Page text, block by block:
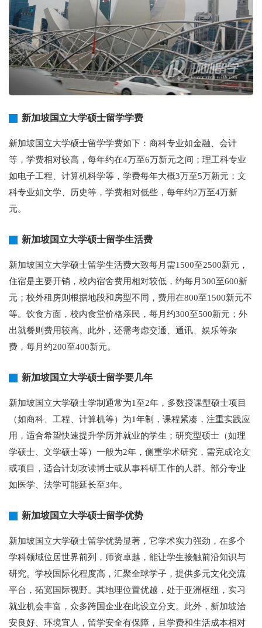
新加坡国立大学硕士留学学费
新加坡国立大学硕士留学学费如下：商科专业如金融、会计
等，学费相对较高，每年约在4万至6万新元之间；理工科专业
如电子工程、计算机科学等，学费每年大概3万至5万新元；文
科专业如文学、历史等，学费相对低些，每年约2万至4万新
元。
新加坡国立大学硕士留学生活费
新加坡国立大学硕士留学生活费大致每月需1500至2500新元，
住宿是主要开销，校内宿舍费用相对较低，约每月300至600新
元；校外租房则根据地段和房型不同，费用在800至1500新元不
等。饮食方面，校内食堂价格亲民，每月约300至500新元；外
出就餐则费用较高。此外，还需考虑交通、通讯、娱乐等杂
费，每月约200至400新元。
新加坡国立大学硕士留学要几年
新加坡国立大学硕士学制通常为1至2年，多数授课型硕士项目
（如商科、工程、计算机等）为1年制，课程紧凑，注重实践应
用，适合希望快速提升学历并就业的学生；研究型硕士（如理
学硕士、文学硕士等）一般为2年，侧重学术研究，需完成论文
或项目，适合计划攻读博士或从事科研工作的人群。部分专业
如医学、法学可能延长至3年。
新加坡国立大学硕士留学优势
新加坡国立大学硕士留学优势显著，它学术实力强劲，在多个
学科领域位居世界前列，师资卓越，能让学生接触前沿知识与
研究。学校国际化程度高，汇聚全球学子，提供多元文化交流
平台，拓宽国际视野。其地理位置优越，处于亚洲枢纽，实习
就业机会丰富，众多跨国企业在此设立分支。此外，新加坡治
安良好、环境宜人，留学安全有保障，且学费和生活成本相对